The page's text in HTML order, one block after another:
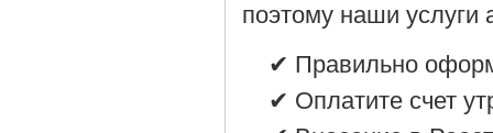
поэтому наши
✔ Правильно
✔ Оплатите счет